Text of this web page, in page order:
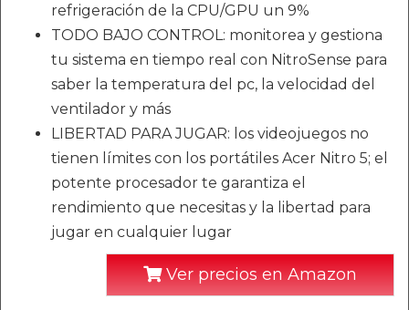
refrigeración de la CPU/GPU un 9%
TODO BAJO CONTROL: monitorea y gestiona
tu sistema en tiempo real con NitroSense para
saber la temperatura del pc, la velocidad del
ventilador y más
LIBERTAD PARA JUGAR: los videojuegos no
tienen límites con los portátiles Acer Nitro 5; el
potente procesador te garantiza el
rendimiento que necesitas y la libertad para
jugar en cualquier lugar
Ver precios en Amazon